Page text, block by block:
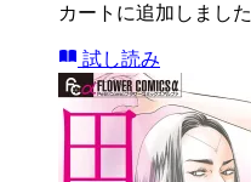
カートに追加しました
試し読み